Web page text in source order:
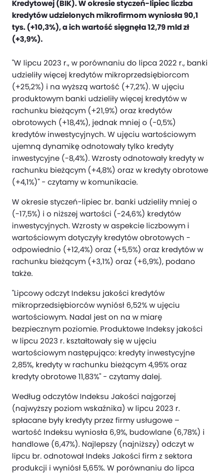
Kredytowej (BIK). W okresie styczeń-lipiec liczba
kredytów udzielonych mikrofirmom wyniosła 90,1
tys. (+10,3%), a ich wartość sięgnęła 12,79 mld zł
(+3,9%).
"W lipcu 2023 r., w porównaniu do lipca 2022 r., banki
udzieliły więcej kredytów mikroprzedsiębiorcom
(+25,2%) i na wyższą wartość (+7,2%). W ujęciu
produktowym banki udzieliły więcej kredytów w
rachunku bieżącym (+21,9%) oraz kredytów
obrotowych (+18,4%), jednak mniej o (-0,5%)
kredytów inwestycyjnych. W ujęciu wartościowym
ujemną dynamikę odnotowały tylko kredyty
inwestycyjne (-8,4%). Wzrosty odnotowały kredyty w
rachunku bieżącym (+4,8%) oraz w kredyty obrotowe
(+4,1%)" - czytamy w komunikacie.
W okresie styczeń-lipiec br. banki udzieliły mniej o
(-17,5%) i o niższej wartości (-24,6%) kredytów
inwestycyjnych. Wzrosty w aspekcie liczbowym i
wartościowym dotyczyły kredytów obrotowych -
odpowiednio (+12,4%) oraz (+5,5%) oraz kredytów w
rachunku bieżącym (+3,1%) oraz (+6,9%), podano
także.
"Lipcowy odczyt Indeksu jakości kredytów
mikroprzedsiębiorców wyniósł 6,52% w ujęciu
wartościowym. Nadal jest on na w miarę
bezpiecznym poziomie. Produktowe Indeksy jakości
w lipcu 2023 r. kształtowały się w ujęciu
wartościowym następująco: kredyty inwestycyjne
2,85%, kredyty w rachunku bieżącym 4,95% oraz
kredyty obrotowe 11,83%" - czytamy dalej.
Według odczytów Indeksu Jakości najgorzej
(najwyższy poziom wskaźnika) w lipcu 2023 r.
spłacane były kredyty przez firmy usługowe –
wartość Indeksu wyniosła 6,9%, budowlane (6,78%) i
handlowe (6,47%). Najlepszy (najniższy) odczyt w
lipcu br. odnotował Indeks Jakości firm z sektora
produkcji i wyniósł 5,65%. W porównaniu do lipca